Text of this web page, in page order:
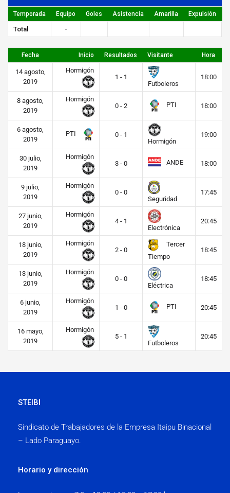
Temporada Equipo Goles Asistencia Amarilla Expulsión
Total -
Fecha Inicio Resultados Visitante Hora
14 agosto,
2019
Hormigón
1 - 1
Futboleros
18:00
8 agosto,
2019
Hormigón
0 - 2
PTI 18:00
6 agosto,
2019
PTI
0 - 1
Hormigón
19:00
30 julio,
2019
Hormigón
3 - 0
ANDE 18:00
9 julio,
2019
Hormigón
0 - 0
Seguridad
17:45
27 junio,
2019
Hormigón
4 - 1
Electrónica
20:45
18 junio,
2019
Hormigón
2 - 0
Tercer
Tiempo
18:45
13 junio,
2019
Hormigón
0 - 0
Eléctrica
18:45
6 junio,
2019
Hormigón
1 - 0
PTI 20:45
16 mayo,
2019
Hormigón
5 - 1
Futboleros
20:45
STEIBI
Sindicato de Trabajadores de la Empresa Itaipu Binacional
– Lado Paraguayo.
Horario y dirección